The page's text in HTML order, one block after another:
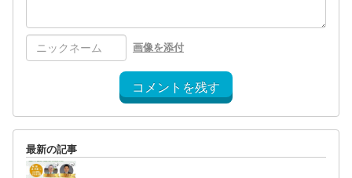
画像を添付
コメントを残す
最新の記事